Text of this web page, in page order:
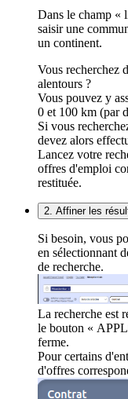
Dans le champ «
saisir une
un continent.
Vous recherchez
alentours ?
Vous pouvez y
0 et 100 km (par
Si vous
devez alors
Lancez votre
offres d'emploi
restituée.
2. Affiner les
Si besoin, vous
en sélectionnant
de recherche.
La recherche est
le bouton «
ferme.
Pour certains
d'offres